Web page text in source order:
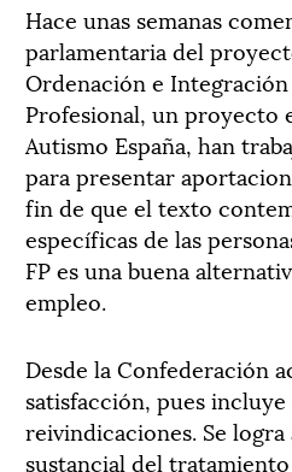
Hace unas semanas
parlamentaria del
Ordenación e
Profesional, un proyecto
Autismo España, han
para presentar
fin de que el texto
específicas de las
FP es una buena
empleo.
Desde la Confederación
satisfacción, pues
reivindicaciones. Se logra
sustancial del